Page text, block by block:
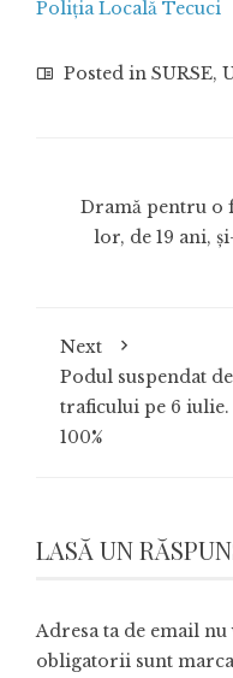
Poliția Locală Tecuci
Posted in SURSE,
Dramă pentru o
lor, de 19 ani,
Next
Podul suspendat
traficului pe 6
100%
LASĂ UN
Adresa ta de email nu
obligatorii sunt